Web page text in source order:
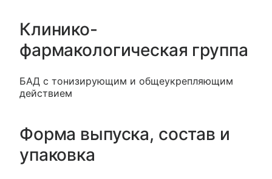
Клинико-
фармакологическая группа
БАД с тонизирующим и общеукрепляющим
действием
Форма выпуска, состав и
упаковка